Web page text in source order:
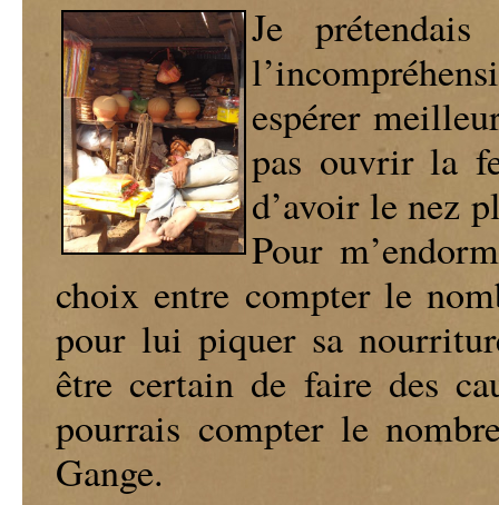
Je
espérer
pas ouvrir la
d’avoir le nez
Pour
choix entre compter le
pour lui piquer sa
être certain de faire des
pourrais compter le
Gange.